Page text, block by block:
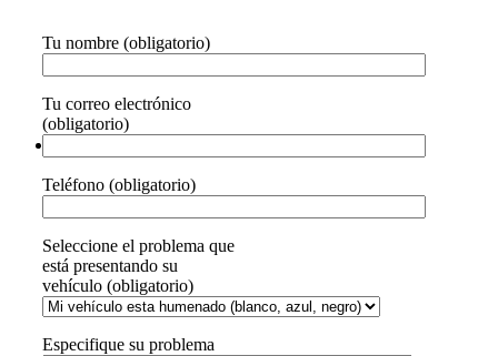
Tu nombre (obligatorio)
Tu correo electrónico
(obligatorio)
Teléfono (obligatorio)
Seleccione el problema que
está presentando su
vehículo (obligatorio)
Especifique su problema